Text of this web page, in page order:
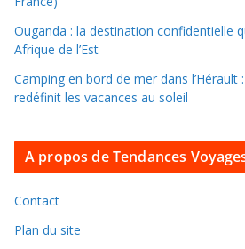
e
a
i
v
e
Ouganda : la destination confidentielle
Afrique de l’Est
Camping en bord de mer dans l’Hérault
redéfinit les vacances au soleil
A propos de Tendances
Contact
Plan du site